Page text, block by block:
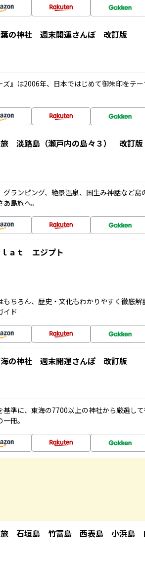
の神社 週末開運さんぽ 改訂版
ズ』は2006年、日本ではじめて御朱印をテ
淡路島（瀬戸内の島々３） 改訂版
ランピング、絶景温泉、国生み神話など島
島旅へ。
ａｔ エジプト
もちろん、歴史・文化もわかりやすく徹底
イド
の神社 週末開運さんぽ 改訂版
基準に、東海の7700以上の神社から厳選し
冊。
旅 石垣島 竹富島 西表島 小浜島